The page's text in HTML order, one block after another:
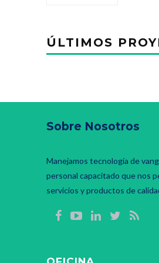
ÚLTIMOS
Sobre Nosotros
Manejamos tecnología de
personal capacitado que nos
servicios y productos de